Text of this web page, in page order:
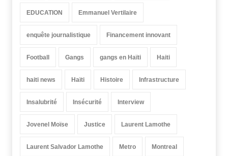
EDUCATION Emmanuel Vertilaire
enquête journalistique Financement innovant
Football Gangs gangs en Haïti Haiti
haiti news Haïti Histoire Infrastructure
Insalubrité Insécurité Interview
Jovenel Moïse Justice Laurent Lamothe
Laurent Salvador Lamothe Metro Montreal